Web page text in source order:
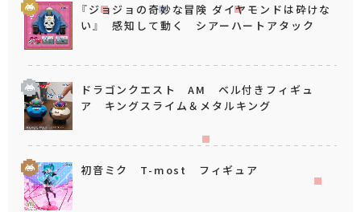
『ジョジョの奇妙な冒険 ダイヤモンドは砕けな
い』 感知して動く シアーハートアタック
ドラゴンクエスト AM ベル付きフィギュ
ア キングスライム＆メタルキング
初音ミク T-most フィギュア